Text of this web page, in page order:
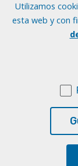
Utilizamos
esta web y con